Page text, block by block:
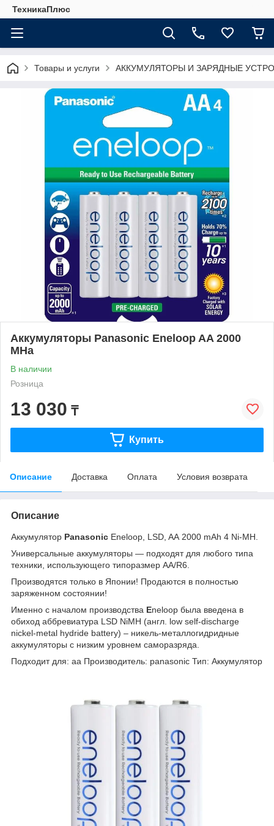
ТехникаПлюс
Товары и услуги АККУМУЛЯТОРЫ И ЗАРЯДНЫЕ
Аккумуляторы Panasonic Eneloop AA 2000
MHa
В наличии
Розница
13 030 ₸
Купить
Описание Доставка Оплата Условия возврата
Описание
Аккумулятор Panasonic Eneloop, LSD, AA 2000 mAh 4 Ni-MH.
Универсальные аккумуляторы — подходят для любого типа
техники, использующего типоразмер AA/R6.
Производятся только в Японии! Продаются в полностью
заряженном состоянии!
Именно с началом производства Eneloop была введена в
обиход аббревиатура LSD NiMH (англ. low self-discharge
nickel-metal hydride battery) – никель-металлогидридные
аккумуляторы с низким уровнем саморазряда.
Подходит для: aa Производитель: panasonic Тип: Аккумулятор